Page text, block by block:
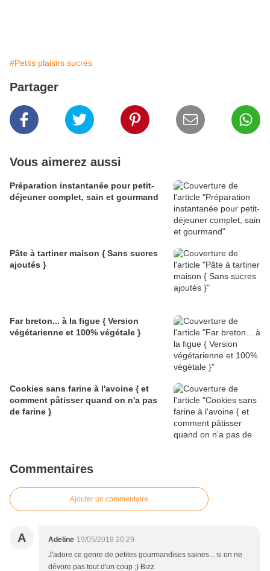
#Petits plaisirs sucrés
Partager
Vous aimerez aussi
Préparation instantanée pour petit-
déjeuner complet, sain et gourmand
Pâte à tartiner maison { Sans sucres
ajoutés }
Far breton... à la figue { Version
végétarienne et 100% végétale }
Cookies sans farine à l'avoine { et
comment pâtisser quand on n'a pas
de farine }
Commentaires
Ajouter un commentaire
A Adeline 19/05/2018 20:29
J'adore ce genre de petites gourmandises saines... si on ne
dévore pas tout d'un coup ;) Bizz.